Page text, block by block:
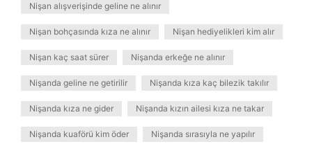
Nişan alışverişinde geline ne alınır
Nişan bohçasında kıza ne alınır Nişan hediyelikleri kim alır
Nişan kaç saat sürer Nişanda erkeğe ne alınır
Nişanda geline ne getirilir Nişanda kıza kaç bilezik takılır
Nişanda kıza ne gider Nişanda kızın ailesi kıza ne takar
Nişanda kuaförü kim öder Nişanda sırasıyla ne yapılır